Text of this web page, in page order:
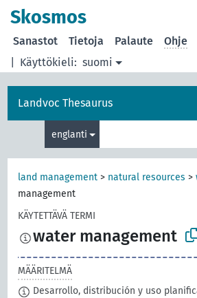
Skosmos
Käyttökieli: suomi
Sanastot Tietoja Palaute Ohje
Landvoc Thesaurus
englanti
land management > natural resources >
management
KÄYTETTÄVÄ TERMI
water management
MÄÄRITELMÄ
Desarrollo, distribución y uso